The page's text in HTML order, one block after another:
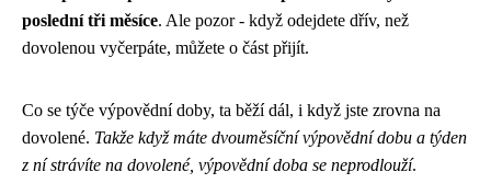
poslední tři měsíce. Ale pozor - když odejdete dřív, než
dovolenou vyčerpáte, můžete o část přijít.
Co se týče výpovědní doby, ta běží dál, i když jste zrovna na
dovolené. Takže když máte dvouměsíční výpovědní dobu a týden
z ní strávíte na dovolené, výpovědní doba se neprodlouží.